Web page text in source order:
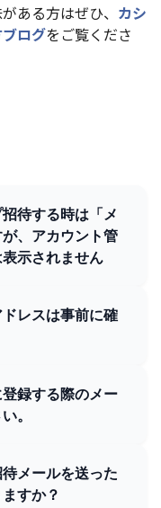
ある方はぜひ、 カシ
ログをご覧くださ
待する時は「メ
、アカウント管
示されません
レスは事前に確
録する際のメー
。
メールを送った
すか？